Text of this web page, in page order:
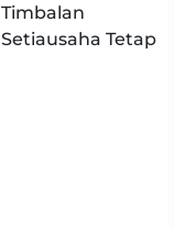
Timbalan
Setiausaha Tetap